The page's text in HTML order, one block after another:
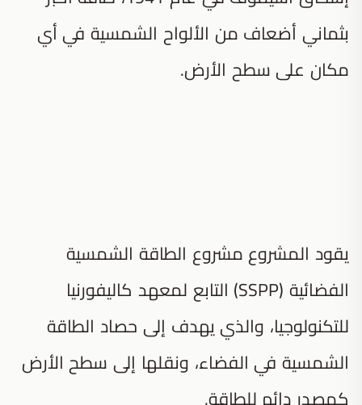
بثماني أضعاف من الألواح الشمسية في أي
مكان على سطح الأرض.
يقود المشروع مشروع الطاقة الشمسية
الفضائية (SSPP) التابع لمعهد كاليفورنيا
للتكنولوجيا، والذي يهدف إلى حصاد الطاقة
الشمسية في الفضاء، ونقلها إلى سطح الأرض
كمصدر دائم للطاقة.